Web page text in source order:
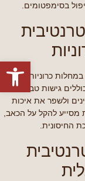
בסימפטומים.
כרוניות, כמו
גישות טבעיות
ולשפר את איכות
מסייע להקל על הכאב,
החיסונית.
פתח